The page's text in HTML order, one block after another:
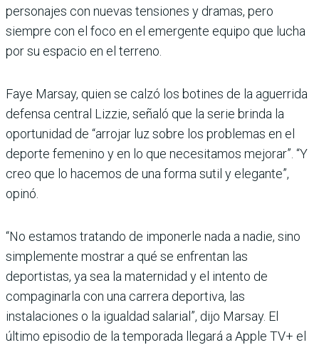
personajes con nuevas tensiones y dramas, pero
siempre con el foco en el emergente equipo que lucha
por su espacio en el terreno.
Faye Marsay, quien se calzó los botines de la aguerrida
defensa central Lizzie, señaló que la serie brinda la
oportunidad de “arrojar luz sobre los problemas en el
deporte femenino y en lo que necesitamos mejorar”. “Y
creo que lo hacemos de una forma sutil y elegante”,
opinó.
“No estamos tratando de imponerle nada a nadie, sino
simplemente mostrar a qué se enfrentan las
deportistas, ya sea la maternidad y el intento de
compaginarla con una carrera deportiva, las
instalaciones o la igualdad salarial”, dijo Marsay. El
último episodio de la temporada llegará a Apple TV+ el